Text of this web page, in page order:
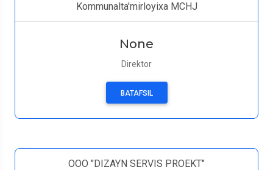
Kommunalta'mirloyixa MCHJ
None
Direktor
BATAFSIL
ООО "DIZAYN SERVIS PROEKT"